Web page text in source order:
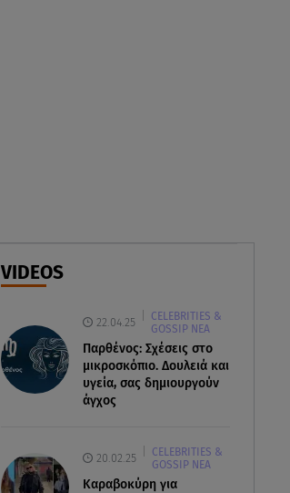
Flying Week 2026
08.08.26 , 12:42
Κρήτη: Η Αστυνομία διαψεύδει
την απόπειρα ασέλγειας σε
ανήλικη
VIDEOS
22.04.25
CELEBRITIES &
GOSSIP ΝΕΑ
Παρθένος: Σχέσεις στο
μικροσκόπιο. Δουλειά και
υγεία, σας δημιουργούν
άγχος
20.02.25
CELEBRITIES &
GOSSIP ΝΕΑ
Καραβοκύρη για